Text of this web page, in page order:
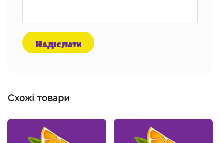
Схожі товари